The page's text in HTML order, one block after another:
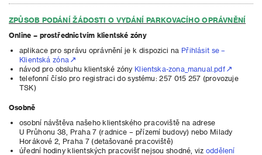
ZPŮSOB PODÁNÍ ŽÁDOSTI O VYDÁNÍ PARKOVACÍHO OPRÁVNĚNÍ
Online – prostřednictvím klientské zóny
aplikace pro správu oprávnění je k dispozici na Přihlásit se –
Klientská zóna
návod pro obsluhu klientské zóny Klientska-zona_manual.pdf
telefonní číslo pro registraci do systému: 257 015 257 (provozuje
TSK)
Osobně
osobní návštěva našeho klientského pracoviště na adrese
U Průhonu 38, Praha 7 (radnice – přízemí budovy) nebo Milady
Horákové 2, Praha 7 (detašované pracoviště)
úřední hodiny klientských pracovišť nejsou shodné, vizoddělení